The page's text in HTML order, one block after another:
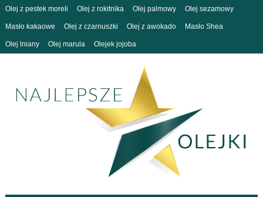
Olej z pestek moreli Olej z rokitnika Olej palmowy Olej sezamowy
Masło kakaowe Olej z czarnuszki Olej z awokado Masło Shea
Olej lniany Olej marula Olejek jojoba